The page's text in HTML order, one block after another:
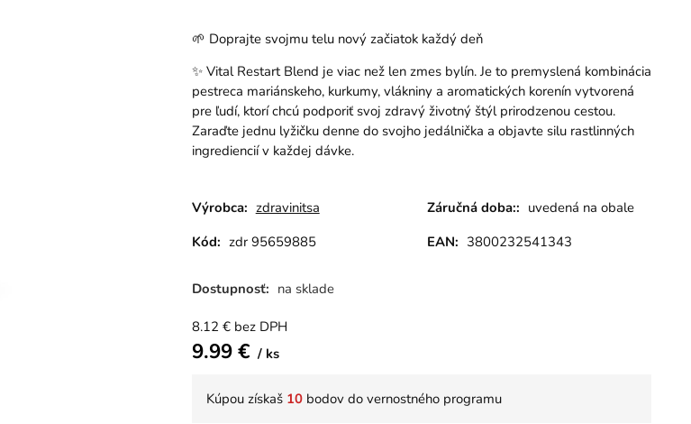
🌱 Doprajte svojmu telu nový začiatok každý deň
✨ Vital Restart Blend je viac než len zmes bylín. Je to premyslená kombinácia
pestreca mariánskeho, kurkumy, vlákniny a aromatických korenín vytvorená
pre ľudí, ktorí chcú podporiť svoj zdravý životný štýl prirodzenou cestou.
Zaraďte jednu lyžičku denne do svojho jedálnička a objavte silu rastlinných
ingrediencií v každej dávke.
Výrobca: zdravinitsa Záručná doba:: uvedená na obale
Kód: zdr 95659885 EAN: 3800232541343
Dostupnosť: na sklade
8.12 € bez DPH
9.99€ ks
Kúpou získaš 10bodov do vernostného programu